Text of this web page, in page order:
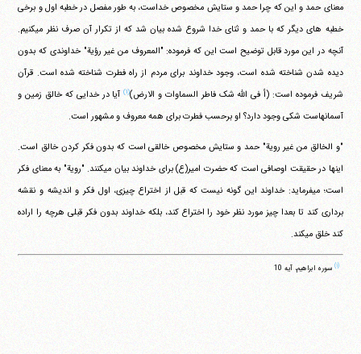
معنای حمد و این که چرا حمد و ستایش مخصوص خداست، به طور مفصل در خطبه اول و برخی
خطبه های دیگر که با حمد و ثنای خدا شروع شده بیان شد که از تکرار آن صرف نظر می‎کنیم.
آنچه در این مورد قابل توضیح است این که فرموده: "المعروف من غیر رؤیة" خداوندی که بدون
دیده شدن شناخته شده است، وجود خداوند برای مردم از راه فطرت شناخته شده است. قرآن
شریف فرموده است: (أ فی الله شک فاطر السماوات و الارض)(۱) آیا در خدایی که خالق زمین و
آسمانهاست شکی وجود دارد؟ او برحسب فطرت برای همه معروف و مشهور است.
"و الخالق من غیر رویة" حمد و ستایش مخصوص خالقی است که بدون فکر کردن خالق است.
اینها در حقیقت اوصافی است که حضرت امیر(ع) برای خداوند بیان می‎کنند. "رویة" به معنای فکر
است؛ می‎فرماید: خداوند این گونه نیست که قبل از اختراع چیزی، اول فکر و اندیشه و نقشه
برداری کند تا بعدا چیز مورد نظر خود را اختراع کند، بلکه خداوند بدون فکر قبلی هرچه را اراده
کند خلق می‎کند.
(۱) سوره ابراهیم، آیه 10